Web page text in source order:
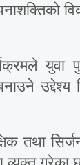
युवा
उद्देश्य
तथा